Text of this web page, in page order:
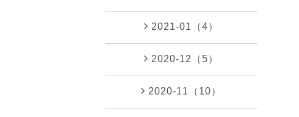
2021-01（4）
2020-12（5）
2020-11（10）